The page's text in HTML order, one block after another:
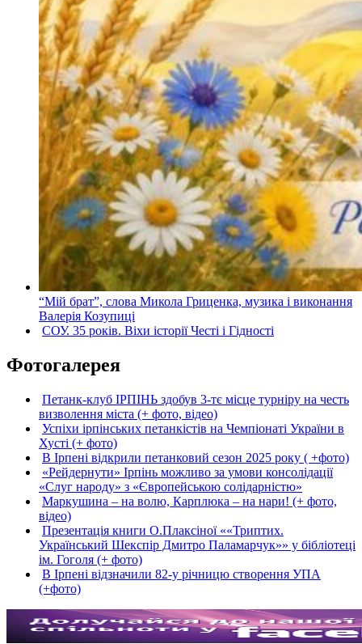
“Мій брат”, слова Микола Гриценка, музика і виконання
Валерія Козупиці
СОУ. 35 років. Віхи історії Честі і Гідності
Фотогалерея
Петанк-клуб ІРПІНЬ здобув 3-тє місце турніру на честь
визволення міста (+ фото, відео)
Успіхи ірпінських петанкістів на Чемпіонаті України в
Хусті (+ фото)
В Ірпені відкрили петанковий сезон 2025 року ( +фото)
«Рейдернути» Ірпінь можливо за умови консолідації
«Слуг народу» з «Європейською солідарністю»
Маркушина – на волю, Карплюка – на нари! (+ фото,
відео)
Презентація книги О.Плаксіної ««Триптих.
Український Шекспір Дмитро Паламарчук»» у бібліотеці
ім. Гоголя (+ фото)
В Ірпені відзначили 82-у річницю створення УПА
(+фото)